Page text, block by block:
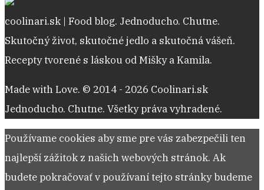
coolinari.sk | Food blog. Jednoducho. Chutne.
Skutočný život, skutočné jedlo a skutočná vášeň.
Recepty tvorené s láskou od Mišky a Kamila.
Made with Love. © 2014 - 2026 Coolinari.sk
Jednoducho. Chutne. Všetky práva vyhradené.
Používame cookies aby sme pre vás zabezpečili ten
najlepší zážitok z našich webových stránok. Ak
budete pokračovať v používaní tejto stránky budeme